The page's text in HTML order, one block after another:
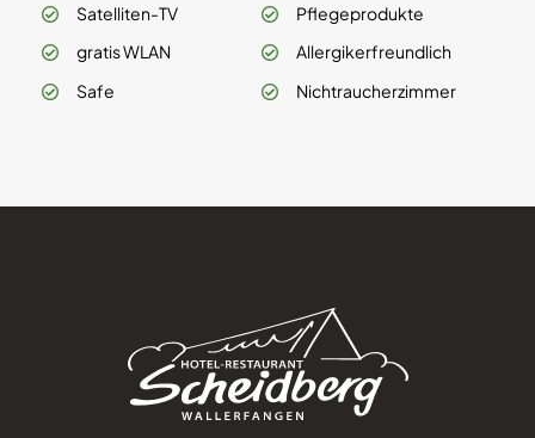
Satelliten-TV
gratis WLAN
Safe
Pflegeprodukte
Allergikerfreundlich
Nichtraucherzimmer